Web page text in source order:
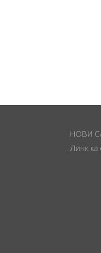
НОВИ
Линк ка